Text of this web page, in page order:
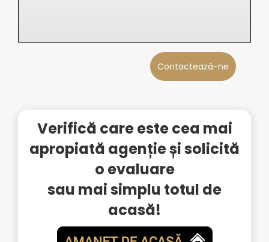
Contactează-ne
Verifică care este cea mai
apropiată agenție și solicită
o evaluare
sau mai simplu totul de
acasă!